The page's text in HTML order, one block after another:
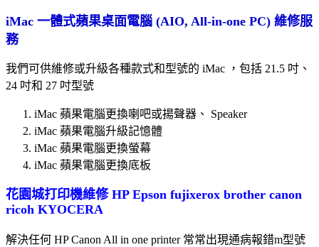
iMac 一體式蘋果桌面電腦 (AIO, All-in-one PC) 維修服
務
我們可供維修或升級各種款式和型號的 iMac ，包括 21.5 吋、
24 吋和 27 吋型號
iMac 蘋果電腦更換喇吧或揚聲器、 Speaker
iMac 蘋果電腦升級記憶體
iMac 蘋果電腦更換螢幕
iMac 蘋果電腦更換底板
花園城打印機維修 HP Epson fujixerox brother canon
ricoh KYOCERA
解決任何 HP Canon All in one printer 常常出現通病報錯m型號